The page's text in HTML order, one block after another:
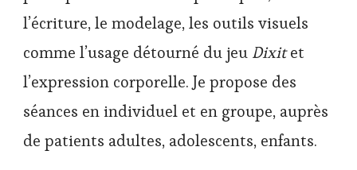
l’écriture, le modelage, les outils visuels
comme l’usage détourné du jeu Dixitet
l’expression corporelle. Je propose des
séances en individuel et en groupe, auprès
de patients adultes, adolescents, enfants.